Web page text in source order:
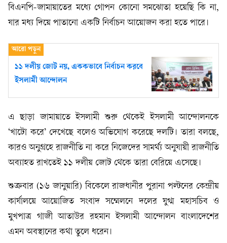
বিএনপি-জামায়াতের মধ্যে গোপন কোনো সমঝোতা হয়েছি কি না,
যার মধ্য দিয়ে পাতানো একটি নির্বাচন আয়োজন করা হতে পারে।
১১ দলীয় জোট নয়, এককভাবে নির্বাচন করবে
ইসলামী আন্দোলন
এ ছাড়া জামায়াতে ইসলামী শুরু থেকেই ইসলামী আন্দোলনকে
‘খাটো করে’ দেখেছে বলেও অভিযোগ করেছে দলটি। তারা বলছে,
কারও অনুগ্রহে রাজনীতি না করে নিজেদের সামর্থ্য অনুযায়ী রাজনীতি
অব্যাহত রাখতেই ১১ দলীয় জোট থেকে তারা বেরিয়ে এসেছে।
শুক্রবার (১৬ জানুয়ারি) বিকেলে রাজধানীর পুরানা পল্টনের কেন্দ্রীয়
কার্যালয়ে আয়োজিত সংবাদ সম্মেলনে দলের যুগ্ম মহাসচিব ও
মুখপাত্র গাজী আতাউর রহমান ইসলামী আন্দোলন বাংলাদেশের
এমন অবস্থানের কথা তুলে ধরেন।